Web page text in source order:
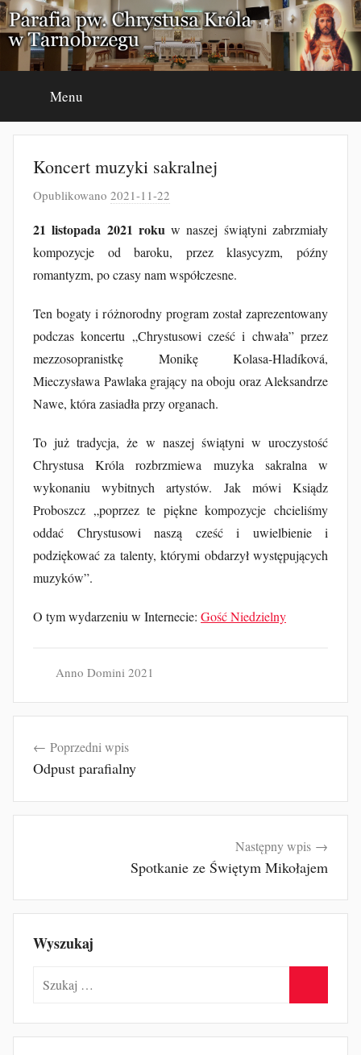
Przejdź
do
treści
Menu
Koncert muzyki sakralnej
Opublikowano 2021-11-22
z
e
z
a
k
u
b
F
r
t
a
k
21 listopada 2021 roku w naszej świątyni zabrzmiały
kompozycje od baroku, przez klasycyzm, późny
romantyzm, po czasy nam współczesne.
Ten bogaty i różnorodny program został zaprezentowany
podczas koncertu „Chrystusowi cześć i chwała” przez
mezzosopranistkę Monikę Kolasa-Hladíková,
Mieczysława Pawlaka grający na oboju oraz Aleksandrze
Nawe, która zasiadła przy organach.
To już tradycja, że w naszej świątyni w uroczystość
Chrystusa Króla rozbrzmiewa muzyka sakralna w
wykonaniu wybitnych artystów. Jak mówi Ksiądz
Proboszcz „poprzez te piękne kompozycje chcieliśmy
oddać Chrystusowi naszą cześć i uwielbienie i
podziękować za talenty, którymi obdarzył występujących
muzyków”.
O tym wydarzeniu w Internecie: Gość Niedzielny
Anno Domini 2021
wpisuPoprzedni wpis
Odpust parafialny
Następny wpis
Spotkanie ze Świętym Mikołajem
Wyszukaj
Szukaj: